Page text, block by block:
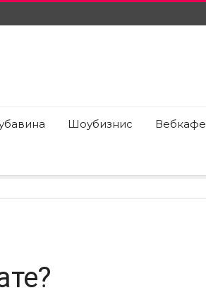
Шоубизнис Вебкафе